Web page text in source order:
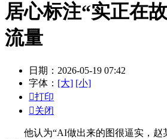
居心标注“实正在
流量
日期：2026-05-19 07:42
字体： [大] [小]
打印
关闭
他认为“AI做出来的图很逼实，赵